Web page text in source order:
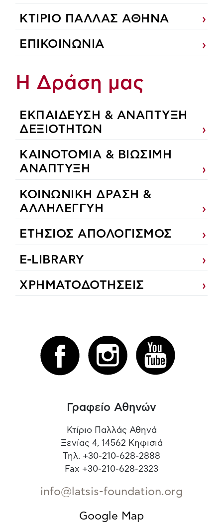
ΚΤΙΡΙΟ ΠΑΛΛΑΣ ΑΘΗΝΑ
ΕΠΙΚΟΙΝΩΝΙΑ
Η Δράση μας
ΕΚΠΑIΔΕΥΣΗ & ΑΝΑΠΤΥΞΗ
ΔΕΞΙΟΤΗΤΩΝ
ΚΑΙΝΟΤΟΜΙΑ & ΒΙΩΣΙΜΗ
ΑΝΑΠΤΥΞΗ
ΚΟΙΝΩΝΙΚΗ ΔΡΑΣΗ &
ΑΛΛΗΛΕΓΓΥΗ
ΕΤΗΣΙΟΣ ΑΠΟΛΟΓΙΣΜΟΣ
E-LIBRARY
ΧΡΗΜΑΤΟΔΟΤΗΣΕΙΣ
Γραφείο Αθηνών
Κτίριο Παλλάς Αθηνά
Ξενίας 4, 14562 Κηφισιά
Τηλ. +30-210-628-2888
Fax +30-210-628-2323
info@latsis-foundation.org
Google Map